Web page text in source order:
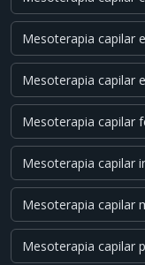
Mesoterapia capilar
Mesoterapia capilar
Mesoterapia capilar
Mesoterapia capilar
Mesoterapia capilar
Mesoterapia capilar